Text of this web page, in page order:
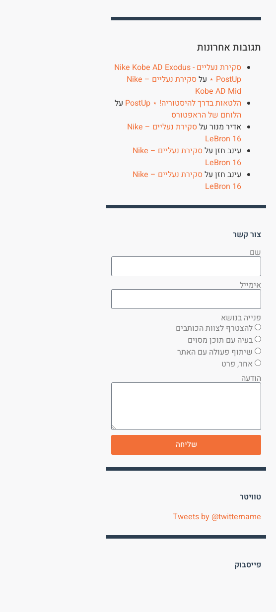
תגובות אחרונות
סקירת נעליים - Nike Kobe AD Exodus
⋆ PostUp על
סקירת נעליים – Nike
Kobe AD Mid
הלטאות בדרך להיסטוריה! ⋆ PostUp
על
הלוחם של הראפטורס
אדיר מנור על
סקירת נעליים – Nike
LeBron 16
עינב חזן על
סקירת נעליים – Nike
LeBron 16
עינב חזן על
סקירת נעליים – Nike
LeBron 16
צור קשר
שם
אימייל
פנייה בנושא
להצטרף לצוות הכותבים
בעיה עם תוכן מסוים
שיתוף פעולה עם האתר
אחר, פרט
הודעה
שליחה
טוויטר
Tweets by @twittername
פייסבוק